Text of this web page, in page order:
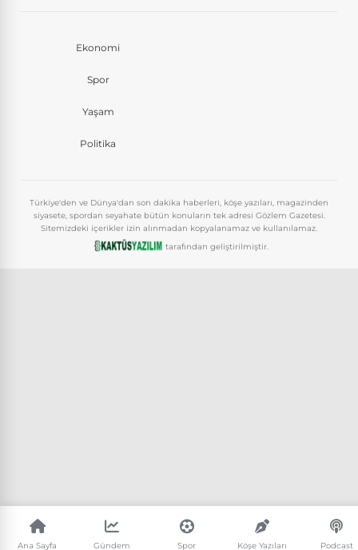
Ana Sayfa Gündem Spor Köşe Yazıları Podcast
Ekonomi
Spor
Yaşam
Politika
Türkiye'den ve Dünya'dan son dakika haberleri, köşe yazıları, magazinden
siyasete, spordan seyahate bütün konuların tek adresi Gözlem Gazetesi.
Sitemizdeki içerikler izin alınmadan kopyalanamaz ve kullanılamaz.
tarafından geliştirilmiştir.